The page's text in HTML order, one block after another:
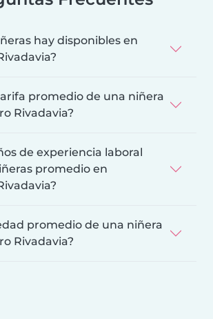
hay disponibles en
promedio de una niñera
Rivadavia?
de experiencia laboral
promedio en
promedio de una niñera
Rivadavia?